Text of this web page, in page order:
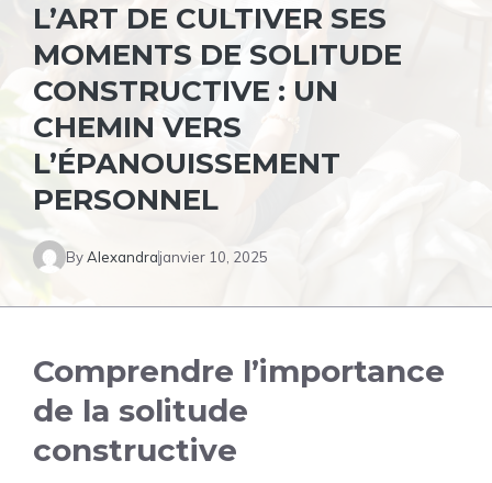
L’ART DE CULTIVER SES
MOMENTS DE SOLITUDE
CONSTRUCTIVE : UN
CHEMIN VERS
L’ÉPANOUISSEMENT
PERSONNEL
ByAlexandrajanvier 10, 2025
Comprendre l’importance
de la solitude
constructive